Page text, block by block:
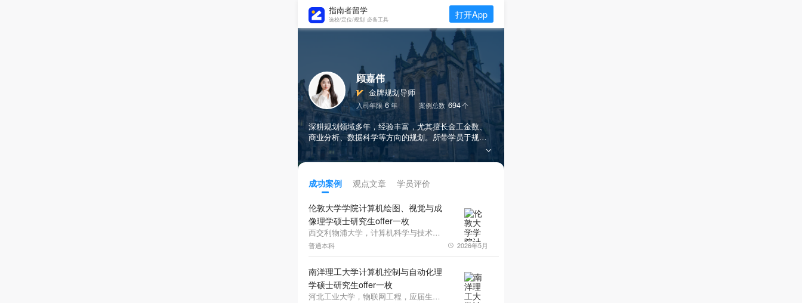
指南者留学
选校/定位/规划 必备工具 打开App
顾嘉伟
金牌规划导师
入司年限 6年 案例总数 694个
深耕规划领域多年，经验丰富，尤其擅长金工金数、
商业分析、数据科学等方向的规划。所带学员于规划
期斩获BCG、华泰证券、华为等多个名企offer，收
获“花旗杯”、美团商业分析大赛、蚂蚁集团金融智能挑
成功案例 观点文章
学员评价
伦敦大学学院计算机绘图、视觉与成
像理学硕士研究生offer一枚
西交利物浦大学，计算机科学与技术，应届生，GPA3.85
普通本科 2026年5月
南洋理工大学计算机控制与自动化理
学硕士研究生offer一枚
河北工业大学，物联网工程，应届生，GPA88.00，雅思6.5